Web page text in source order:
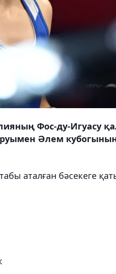
Фос-ду-Игуасу
Әлем кубогының
аталған бәсекеге